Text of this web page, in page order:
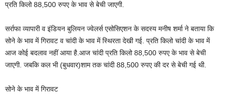
प्रति किलो 88,500 रुपए के भाव से बेची जाएगी.
सर्राफा व्यापारी व इंडियन बुलियन ज्वेलर्स एसोसिएशन के सदस्य मनीष शर्मा ने बताया कि
सोने के भाव में गिरावट व चांदी के भाव में स्थिरता देखी गई. प्रति किलो चांदी के भाव में
आज कोई बदलाव नहीं आया है.आज चांदी प्रति किलो 88,500 रुपए के भाव से बेची
जाएगी. जबकि कल भी (बुधवार)शाम तक चांदी 88,500 रुपए की दर से बेची गई थी.
सोने के भाव में गिरावट